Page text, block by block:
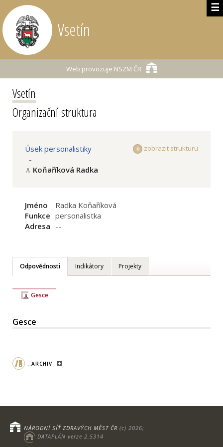
☰
Vsetín
Web provozuje NSZM ČR
Vsetín
Organizační struktura
zobrazit strukturu
Úsek personalistiky
-
Koňaříková Radka
Jméno
Radka Koňaříková
Funkce personalistka
Adresa --
Odpovědnosti Indikátory Projekty
Gesce
Gesce
..ARCHIV
NÁRODNÍ SÍŤ ZDRAVÝCH MĚST ČR (c) 2026;
DATAPLÁN verze 2.5314